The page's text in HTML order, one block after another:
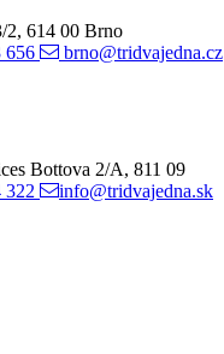
2, 614 00 Brno
656
brno@tridvajedna.cz
Bottova 2/A, 811 09
322
info@tridvajedna.sk